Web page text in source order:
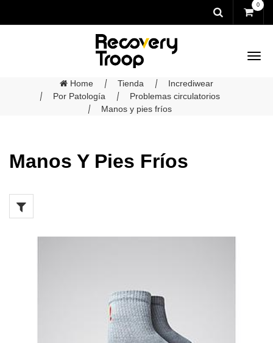
0
Home Tienda
Incrediwear
Por Patología
Problemas circulatorios
Manos y pies fríos
Manos Y Pies Fríos